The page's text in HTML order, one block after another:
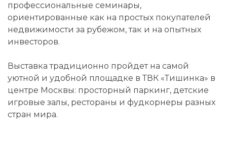
профессиональные семинары,
ориентированные как на простых покупателей
недвижимости за рубежом, так и на опытных
инвесторов.
Выставка традиционно пройдет на самой
уютной и удобной площадке в ТВК «Тишинка» в
центре Москвы: просторный паркинг, детские
игровые залы, рестораны и фудкорнеры разных
стран мира.